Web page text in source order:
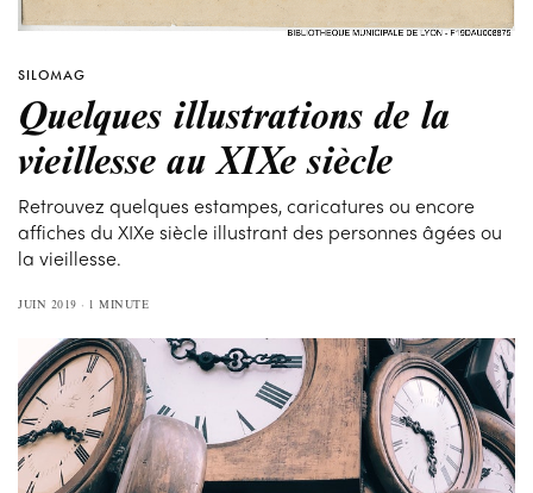
SILOMAG
Quelques illustrations de la
vieillesse au XIXe siècle
Retrouvez quelques estampes, caricatures ou encore
affiches du XIXe siècle illustrant des personnes âgées ou
la vieillesse.
JUIN 2019 1 MINUTE